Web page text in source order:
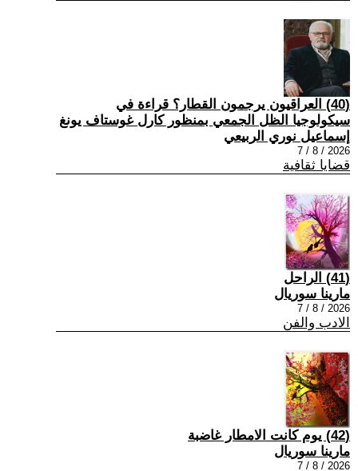
(40) العراقيون يرجمون القطار؟ قراءة في
سيكولوجيا الظل الجمعي بمنظور كارل غوستاف يونغ
إسماعيل نوري الربيعي
2026 / 8 / 7
قضايا ثقافية
(41) الراحل
مارينا سوريال
2026 / 8 / 7
الادب والفن
(42) يوم كانت الامطار غاضبة
مارينا سوريال
2026 / 8 / 7